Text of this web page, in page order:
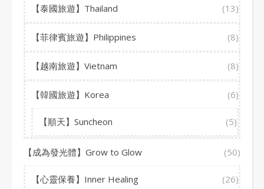
【泰國旅遊】Thailand (13)
【菲律賓旅遊】Philippines (8)
【越南旅遊】Vietnam (8)
【韓國旅遊】Korea (6)
【順天】Suncheon (5)
【成為發光體】Grow to Glow (50)
【心靈保養】Inner Healing (26)